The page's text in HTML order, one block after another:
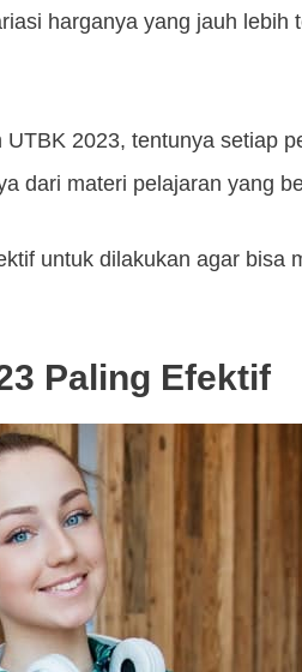
harganya yang jauh lebih
2023, tentunya setiap
dari materi pelajaran yang
untuk dilakukan agar bisa
Paling Efektif